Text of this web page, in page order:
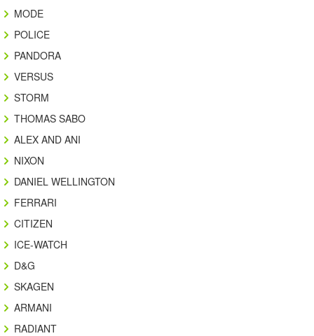
MODE
POLICE
PANDORA
VERSUS
STORM
THOMAS SABO
ALEX AND ANI
NIXON
DANIEL WELLINGTON
FERRARI
CITIZEN
ICE-WATCH
D&G
SKAGEN
ARMANI
RADIANT